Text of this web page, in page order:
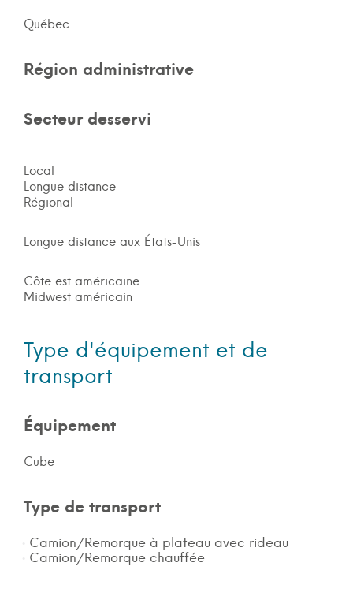
Québec
Région administrative
Secteur desservi
Local
Longue distance
Régional
Longue distance aux États-Unis
Côte est américaine
Midwest américain
Type d'équipement et de
transport
Équipement
Cube
Type de transport
Camion/Remorque à plateau avec rideau
Camion/Remorque chauffée